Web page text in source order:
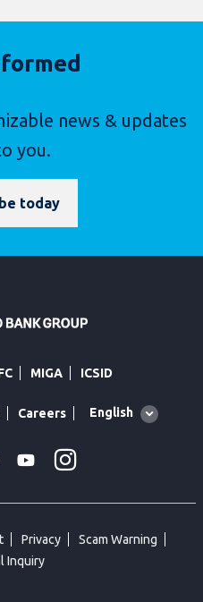
news & updates
you.
today
MIGA ICSID
Careers
Global
English
Linkedin
Youtube
Privacy
Scam Warning
Inquiry